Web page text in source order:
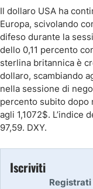
Il dollaro USA ha
Europa, scivolando
difeso durante la
dello 0,11 percento
sterlina britannica è
dollaro, scambiando
nella sessione di
percento subito dopo
agli 1,1072$. L’indice
97,59. DXY.
Iscriviti